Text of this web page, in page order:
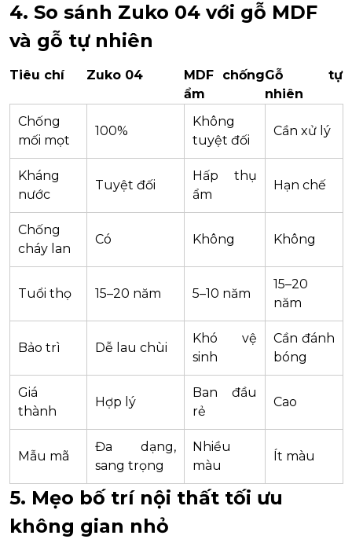
4. So sánh Zuko 04 với gỗ MDF
và gỗ tự nhiên
Tiêu chí Zuko 04
MDF chống
ẩm
Gỗ tự
nhiên
Chống
mối mọt
100%
Không
tuyệt đối
Cần xử lý
Kháng
nước
Tuyệt đối
Hấp thụ
ẩm
Hạn chế
Chống
cháy lan
Có Không Không
Tuổi thọ 15–20 năm 5–10 năm
15–20
năm
Bảo trì Dễ lau chùi
Khó vệ
sinh
Cần đánh
bóng
Giá
thành
Hợp lý
Ban đầu
rẻ
Cao
Mẫu mã
Đa dạng,
sang trọng
Nhiều
màu
Ít màu
5. Mẹo bố trí nội thất tối ưu
không gian nhỏ